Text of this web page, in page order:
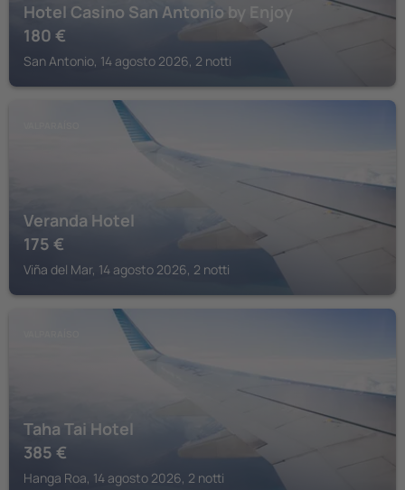
Hotel Casino San Antonio by Enjoy
180 €
San Antonio, 14 agosto 2026, 2 notti
Veranda Hotel
175 €
Viña del Mar, 14 agosto 2026, 2 notti
Taha Tai Hotel
385 €
Hanga Roa, 14 agosto 2026, 2 notti